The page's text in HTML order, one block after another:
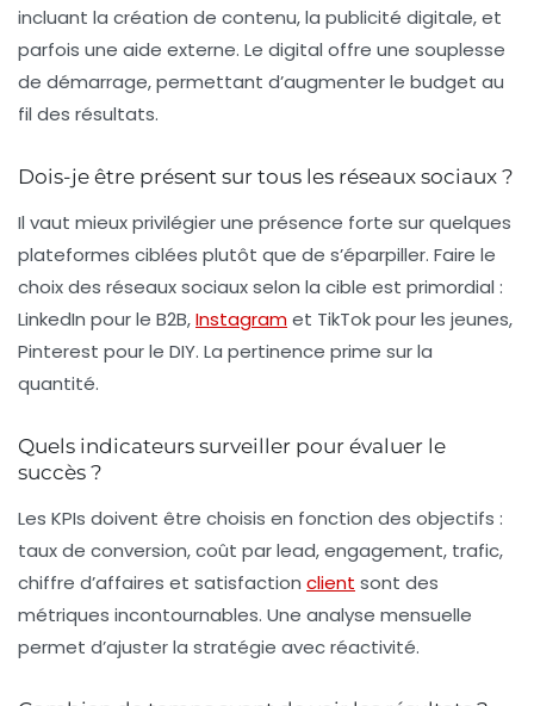
incluant la création de contenu, la publicité digitale, et
parfois une aide externe. Le digital offre une souplesse
de démarrage, permettant d’augmenter le budget au
fil des résultats.
Dois-je être présent sur tous les réseaux sociaux ?
Il vaut mieux privilégier une présence forte sur quelques
plateformes ciblées plutôt que de s’éparpiller. Faire le
choix des réseaux sociaux selon la cible est primordial :
LinkedIn pour le B2B,Instagramet TikTok pour les jeunes,
Pinterest pour le DIY. La pertinence prime sur la
quantité.
Quels indicateurs surveiller pour évaluer le
succès ?
Les KPIs doivent être choisis en fonction des objectifs :
taux de conversion, coût par lead, engagement, trafic,
chiffre d’affaires et satisfaction client sont des
métriques incontournables. Une analyse mensuelle
permet d’ajuster la stratégie avec réactivité.